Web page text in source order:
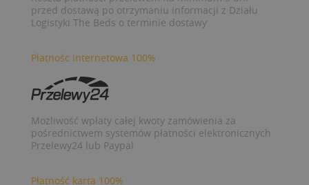
przed dostawą po otrzymaniu informacji z Działu
Logistyki The Beds o terminie dostawy
Płatnośc internetowa 100%
Możliwość wpłaty całej kwoty zamówienia za
pośrednictwem systemów płatności elektronicznych
Przelewy24 lub Paypal
Płatność kartą 100%